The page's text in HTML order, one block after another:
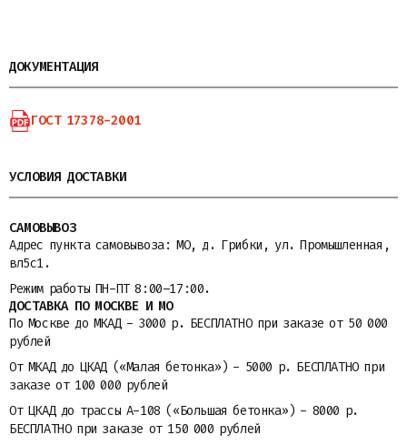
ДОКУМЕНТАЦИЯ
ГОСТ 17378-2001
УСЛОВИЯ ДОСТАВКИ
САМОВЫВОЗ
Адрес пункта самовывоза: МО, д. Грибки, ул. Промышленная,
вл5с1.
Режим работы ПН-ПТ 8:00–17:00.
ДОСТАВКА ПО МОСКВЕ И МО
По Москве до МКАД - 3000 р. БЕСПЛАТНО при заказе от 50 000
рублей
От МКАД до ЦКАД («Малая бетонка») - 5000 р. БЕСПЛАТНО при
заказе от 100 000 рублей
От ЦКАД до трассы A-108 («Большая бетонка») - 8000 р.
БЕСПЛАТНО при заказе от 150 000 рублей